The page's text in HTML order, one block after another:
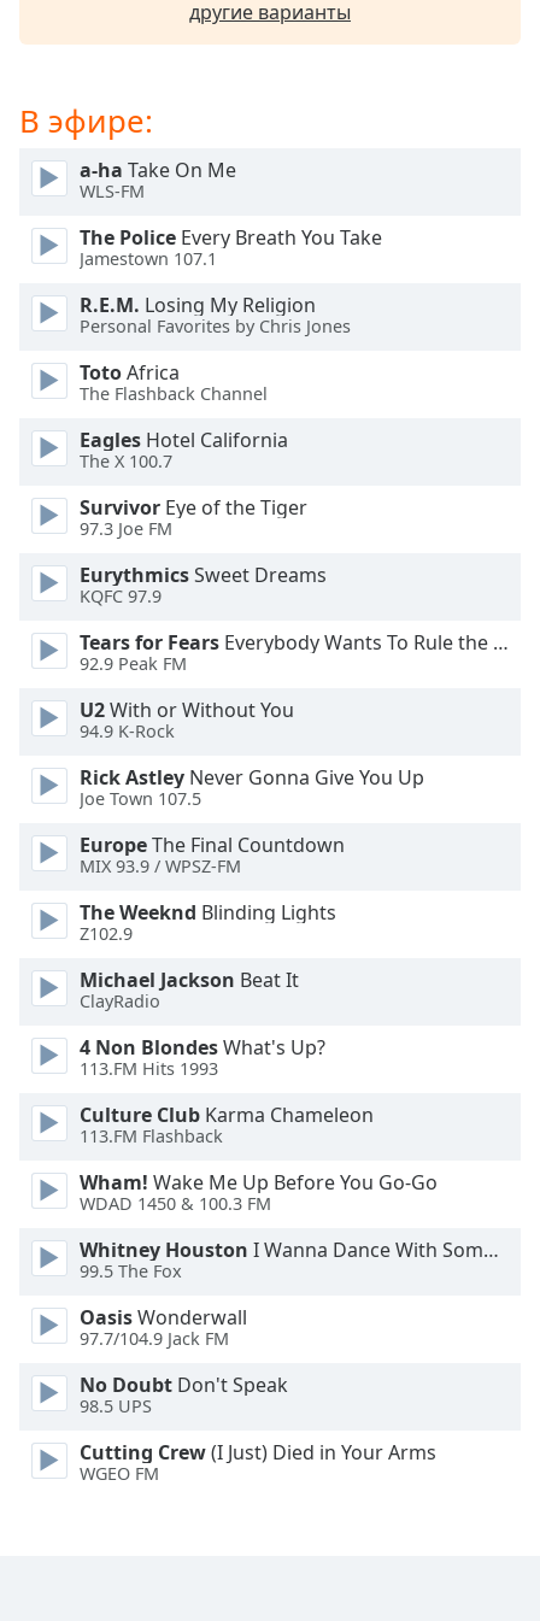
will
cancel
and
close
window.
Text
Color
Opacity
Text
Background
Color
Opacity
Caption
Background
Color
Opacity
Font
Size
Text
Edge
Family
Reset
Close
Modal
End
window.
другие варианты
В эфире:
a-ha Take On Me
WLS-FM
The Police Every Breath You Take
Jamestown 107.1
R.E.M. Losing My Religion
Personal Favorites by Chris Jones
TotoAfrica
The Flashback Channel
Eagles Hotel California
The X 100.7
Survivor Eye of the Tiger
97.3 Joe FM
EurythmicsSweet Dreams
KQFC 97.9
Tears for Fears Everybody Wants To Rule the World
92.9 Peak FM
U2With or Without You
94.9 K-Rock
Rick Astley Never Gonna Give You Up
Joe Town 107.5
EuropeThe Final Countdown
MIX 93.9 / WPSZ-FM
The Weeknd Blinding Lights
Z102.9
Michael Jackson Beat It
ClayRadio
4 Non BlondesWhat's Up?
113.FM Hits 1993
Culture Club Karma Chameleon
113.FM Flashback
Wham! Wake Me Up Before You Go-Go
WDAD 1450 & 100.3 FM
Whitney Houston I Wanna Dance With Somebody
99.5 The Fox
OasisWonderwall
97.7/104.9 Jack FM
No Doubt Don't Speak
98.5 UPS
Cutting Crew(I Just) Died in Your Arms
WGEO FM